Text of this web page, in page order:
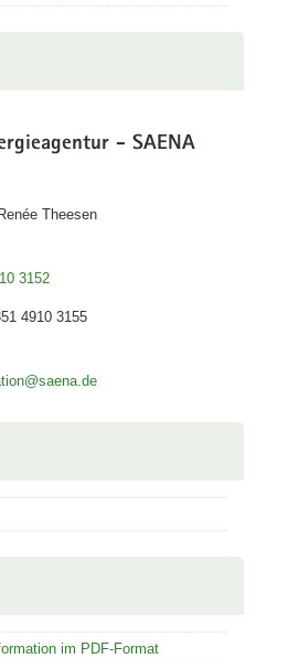
- SAENA
Theesen
3152
4910 3155
im PDF-Format